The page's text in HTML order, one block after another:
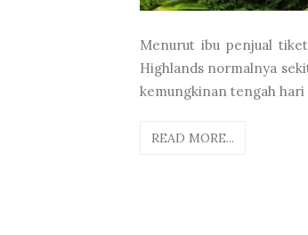
Menurut ibu penjual
Highlands normalnya
kemungkinan tengah hari
READ MORE...